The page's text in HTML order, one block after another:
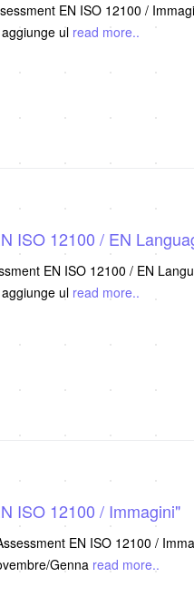
EN ISO 12100 /
Versione, aggiunge ul read more..
ISO 12100 / EN
EN ISO 12100 / EN
Versione, aggiunge ul read more..
ISO 12100 / Immagini"
EN ISO 12100 /
Genna read more..